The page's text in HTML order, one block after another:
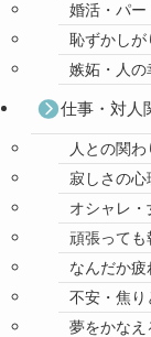
婚活・パー
恥ずかしが
嫉妬・人の
仕事・対人
人との関わ
寂しさの心
オシャレ
頑張っても
なんだか
不安・焦り
夢をかなえ